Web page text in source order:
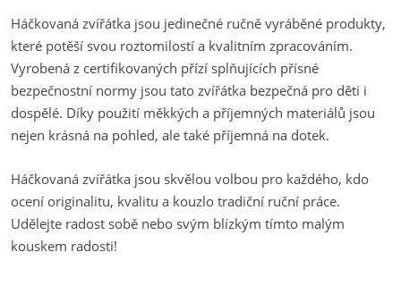
Háčkovaná zvířátka jsou jedinečné ručně vyráběné produkty,
které potěší svou roztomilostí a kvalitním zpracováním.
Vyrobená z certifikovaných přízí splňujících přísné
bezpečnostní normy jsou tato zvířátka bezpečná pro děti i
dospělé. Díky použití měkkých a příjemných materiálů jsou
nejen krásná na pohled, ale také příjemná na dotek.
Háčkovaná zvířátka jsou skvělou volbou pro každého, kdo
ocení originalitu, kvalitu a kouzlo tradiční ruční práce.
Udělejte radost sobě nebo svým blízkým tímto malým
kouskem radosti!